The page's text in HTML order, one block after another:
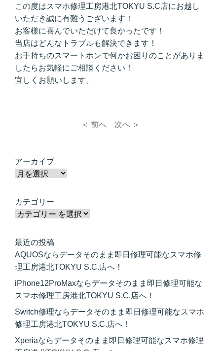
この度はスマホ修理工房港北TOKYU S.C店にお越し
いただき誠に有難うございます！
お客様に喜んでいただけて良かったです！
当店はどんなトラブルも解決できます！
お手持ちのスマートホンで何かお困りのことがありま
したらお気軽にご相談ください！
宜しくお願いします。
＜ 前へ 次へ ＞
アーカイブ
カテゴリー
最近の投稿
AQUOSならデータそのまま即日修理可能なスマホ修
理工房港北TOKYU S.C.店へ！
iPhone12ProMaxならデータそのまま即日修理可能な
スマホ修理工房港北TOKYU S.C.店へ！
Switch修理ならデータそのまま即日修理可能なスマホ
修理工房港北TOKYU S.C.店へ！
Xperiaならデータそのまま即日修理可能なスマホ修理